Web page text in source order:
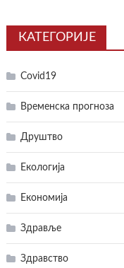
КАТЕГОРИЈЕ
Covid19
Временска прогноза
Друштво
Екологија
Економија
Здравље
Здравство